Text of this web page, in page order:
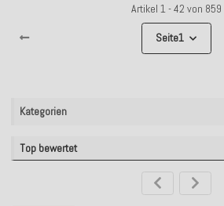
Artikel 1 - 42 von 859
Seite1
Kategorien
Top bewertet